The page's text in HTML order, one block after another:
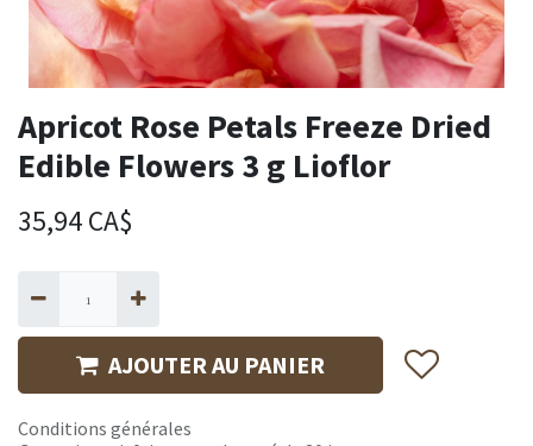
Apricot Rose Petals Freeze Dried
Edible Flowers 3 g Lioflor
35,94 CA$
AJOUTER AU PANIER
Conditions générales